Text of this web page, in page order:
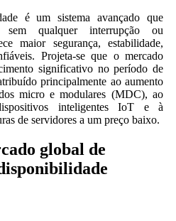
é um sistema avançado que
sem qualquer interrupção ou
maior segurança, estabilidade,
Projeta-se que o mercado
significativo no período de
principalmente ao aumento
micro e modulares (MDC), ao
inteligentes IoT e à
de servidores a um preço baixo.
global de